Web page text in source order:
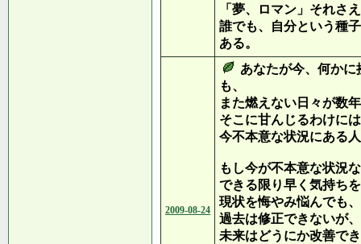
「夢、ロマン」それさ
誰でも、自分という種
ある。
2009-08-24
あなたが今、何か
も、
また燃えない日々が数
そこに甘んじるわけに
今不本意な状況にある
もし今が不本意な状況
できる限り早く気持ち
現状を悔やみ悩んでも
過去は修正できないが、
未来はどうにか改善で